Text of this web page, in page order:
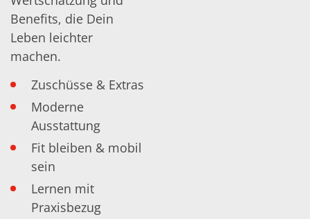
Benefits, die Dein
Leben leichter
machen.
Zuschüsse & Extras
Moderne
Ausstattung
Fit bleiben & mobil
sein
Lernen mit
Praxisbezug